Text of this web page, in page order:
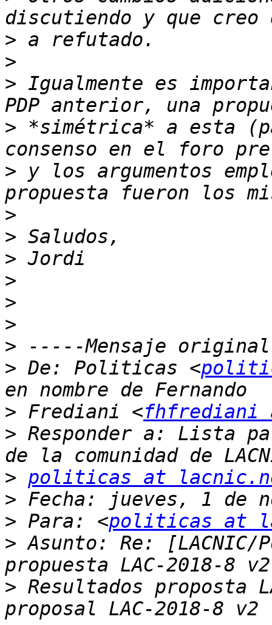
>
>
> Igualmente es
> *simétrica* a esta
> y los argumentos
>
>
>
>
>
>
>
> De: Politicas <
> Frediani <fhfrediani
> Responder a: Lista
> politicas at
>
> Para: <politicas at
> Asunto: Re:
> Resultados proposta